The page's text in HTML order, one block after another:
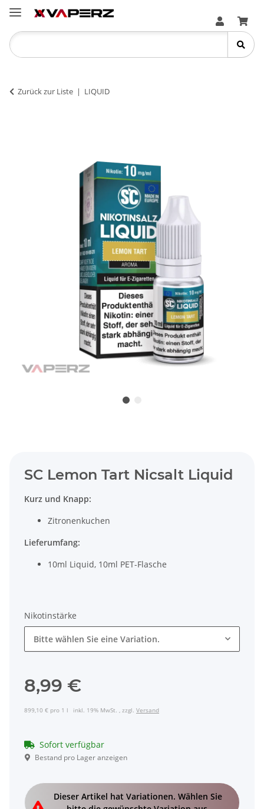
Zurück zur Liste LIQUID
SC Lemon Tart Nicsalt Liquid
Kurz und Knapp:
Zitronenkuchen
Lieferumfang:
10ml Liquid, 10ml PET-Flasche
Nikotinstärke
Bitte wählen Sie eine Variation.
8,99 €
899,10 € pro 1 l inkl. 19% MwSt. , zzgl. Versand
Sofort verfügbar
Bestand pro Lager anzeigen
Dieser Artikel hat Variationen. Wählen Sie